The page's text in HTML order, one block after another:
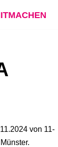
von 11-